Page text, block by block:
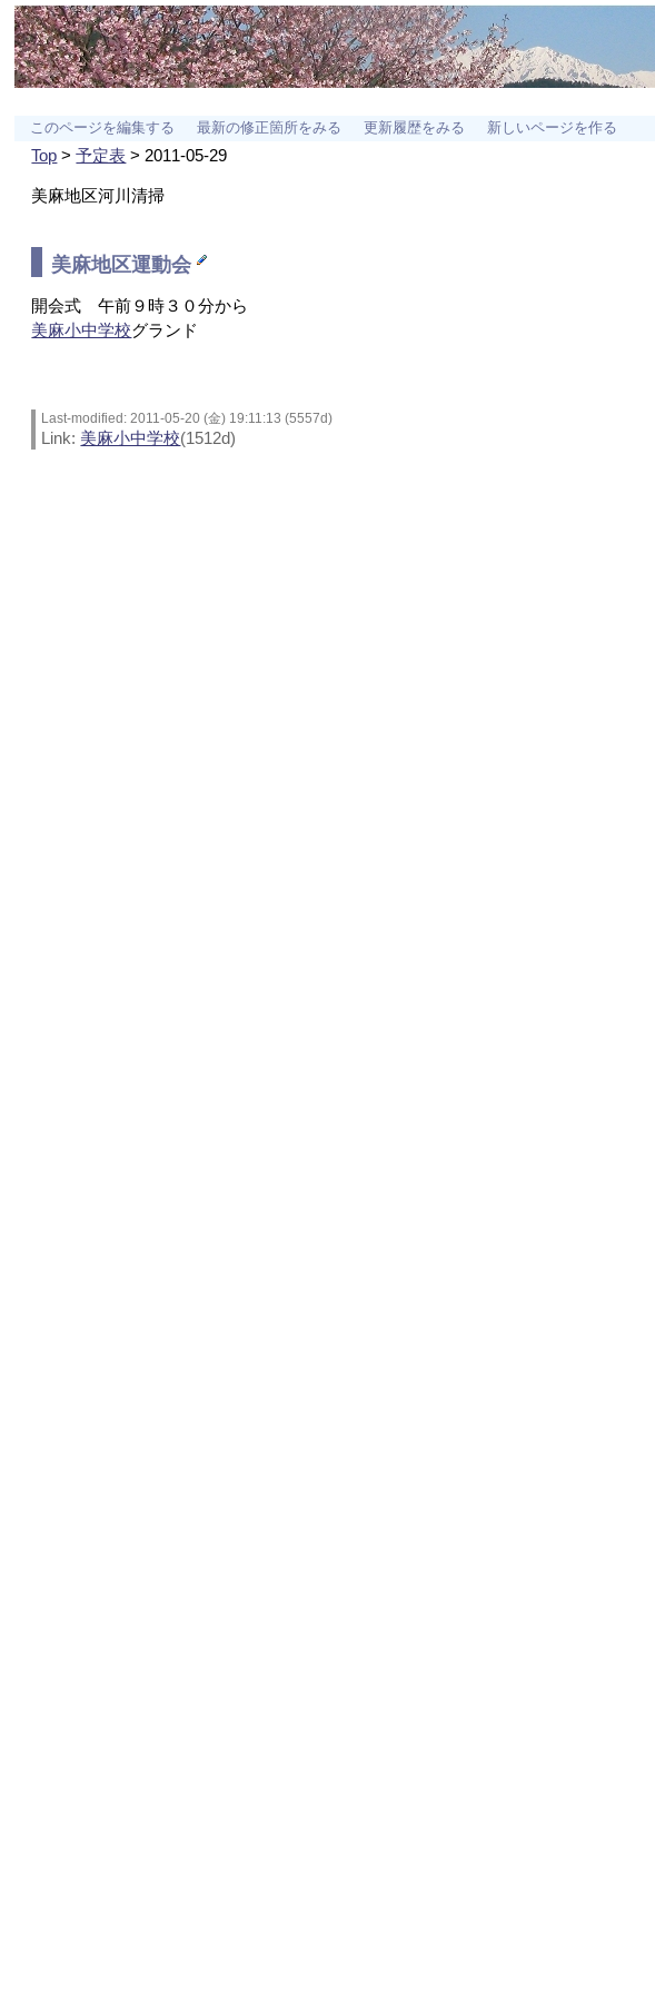
このページを編集する 最新の修正箇所をみる 更新履歴をみる 新しいページを作る
Top >予定表 > 2011-05-29
美麻地区河川清掃
美麻地区運動会
開会式 午前９時３０分から
美麻小中学校グランド
Last-modified: 2011-05-20 (金) 19:11:13 (5557d)
Link: 美麻小中学校(1512d)